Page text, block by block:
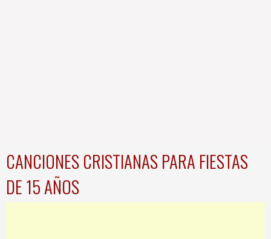
CANCIONES CRISTIANAS PARA FIESTAS
DE 15 AÑOS